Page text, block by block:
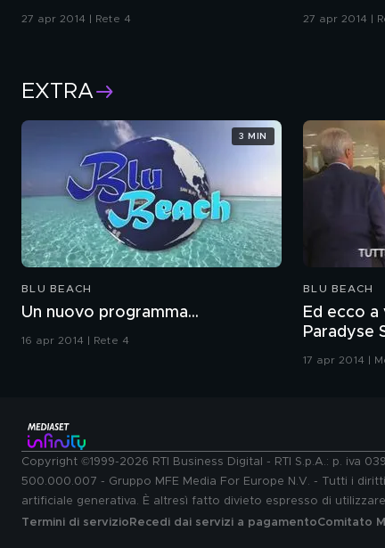
27 apr 2014 | Rete 4 27 apr 2014 |
EXTRA
BLU BEACH
Un nuovo programma...
16 apr 2014 | Rete 4
3 MIN
BLU BEACH
Ed ecco a voi: "Blu
Paradyse
17 apr 2014 |
Copyright ©1999-2026 RTI Business Digital - RTI S.p.A.: p. iva
500.000.007 - Gruppo MFE Media For Europe N.V. - Tutti i
artificiale generativa. È altresì fatto divieto espresso di
Termini di servizio Recedi dai servizi a pagamentoComitato